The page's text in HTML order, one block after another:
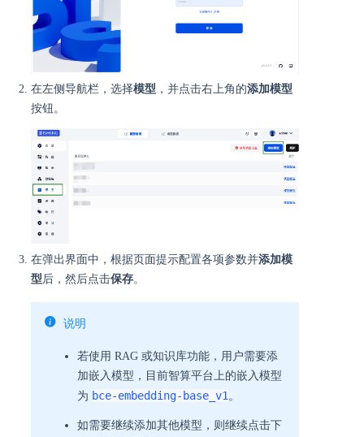
在左侧导航栏，选择模型 ，并点击右上角的添加模型
按钮。
在弹出界面中，根据页面提示配置各项参数并添加模
型 后，然后点击保存。
说明
若使用 RAG 或知识库功能，用户需要添
加嵌入模型，目前智算平台上的嵌入模型
为 bce-embedding-base_v1 。
如需要继续添加其他模型，则继续点击下